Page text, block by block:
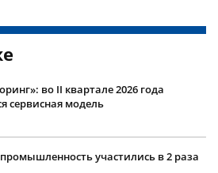
во II квартале 2026 года
сервисная модель
участились в 2 раза